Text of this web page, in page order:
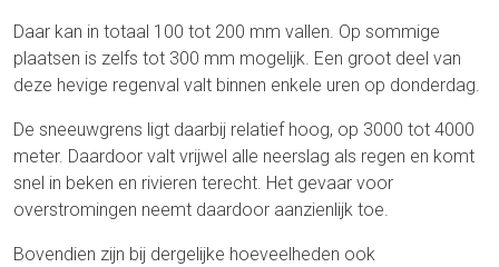
Daar kan in totaal 100 tot 200 mm vallen. Op sommige
plaatsen is zelfs tot 300 mm mogelijk. Een groot deel van
deze hevige regenval valt binnen enkele uren op donderdag.
De sneeuwgrens ligt daarbij relatief hoog, op 3000 tot 4000
meter. Daardoor valt vrijwel alle neerslag als regen en komt
snel in beken en rivieren terecht. Het gevaar voor
overstromingen neemt daardoor aanzienlijk toe.
Bovendien zijn bij dergelijke hoeveelheden ook